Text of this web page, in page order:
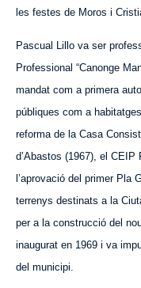
les festes de Moros i
Pascual Lillo va ser
Professional “Canonge
mandat com a primera
públiques com a
reforma de la Casa
d’Abastos (1967), el CEIP
l’aprovació del primer Pla
terrenys destinats a la
per a la construcció del
inaugurat en 1969 i va
del municipi.